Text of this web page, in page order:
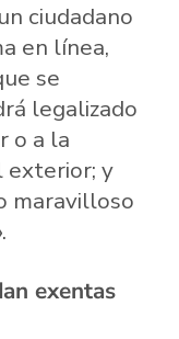
ciudadano
en línea,
se
legalizado
o a la
exterior; y
maravilloso
exentas